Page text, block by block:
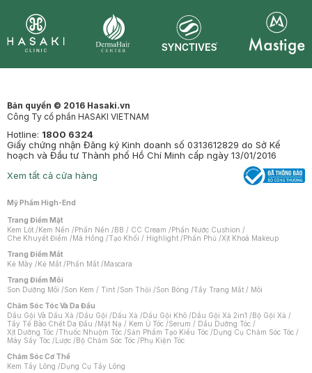
Bản quyền © 2016 Hasaki.vn
Công Ty cổ phần HASAKI VIETNAM
Hotline: 1800 6324
Giấy chứng nhận Đăng ký Kinh doanh số 0313612829 do Sở Kế
hoạch và Đầu tư Thành phố Hồ Chí Minh cấp ngày 13/01/2016
Xem tất cả cửa hàng
Mỹ Phẩm High-End
Trang Điểm Mặt
Kem Lót /Kem Nền /Phấn Nền /BB / CC Cream /Phấn Nước Cushion /
Che Khuyết Điểm /Má Hồng /Tạo Khối / Highlight /Phấn Phủ /Xịt Khoá Makeup
Trang Điểm Mắt
Kẻ Mày /Kẻ Mắt /Phấn Mắt /Mascara
Trang Điểm Môi
Son Dưỡng Môi /Son Kem / Tint /Son Thỏi /Son Bóng /Tẩy Trang Mắt / Môi
Chăm Sóc Tóc Và Da Đầu
Dầu Gội Và Dầu Xả /Dầu Gội /Dầu Xả /Dầu Gội Khô /Dầu Gội Xả 2in1 /Bộ Gội Xả /
Tẩy Tế Bào Chết Da Đầu /Mặt Nạ / Kem Ủ Tóc /Serum / Dầu Dưỡng Tóc /
Xịt Dưỡng Tóc /Thuốc Nhuộm Tóc /Sản Phẩm Tạo Kiểu Tóc /Dụng Cụ Chăm Sóc Tóc /
Máy Sấy Tóc /Lược /Bộ Chăm Sóc Tóc /Phụ Kiện Tóc
Chăm Sóc Cơ Thể
Kem Tẩy Lông /Dụng Cụ Tẩy Lông